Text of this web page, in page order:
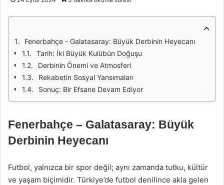
Fenerbahçe - Galatasaray: Büyük Derbinin Heyecanı
Tarih: İki Büyük Kulübün Doğuşu
Derbinin Önemi ve Atmosferi
Rekabetin Sosyal Yansımaları
Sonuç: Bir Efsane Devam Ediyor
Fenerbahçe – Galatasaray: Büyük
Derbinin Heyecanı
Futbol, yalnızca bir spor değil; aynı zamanda tutku, kültür
ve yaşam biçimidir. Türkiye’de futbol denilince akla gelen